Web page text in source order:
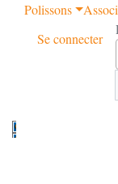
Polissons
Se connecter